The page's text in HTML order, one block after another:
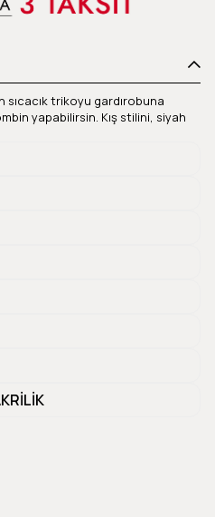
sıcacık trikoyu gardırobuna
yapabilirsin. Kış stilini, siyah